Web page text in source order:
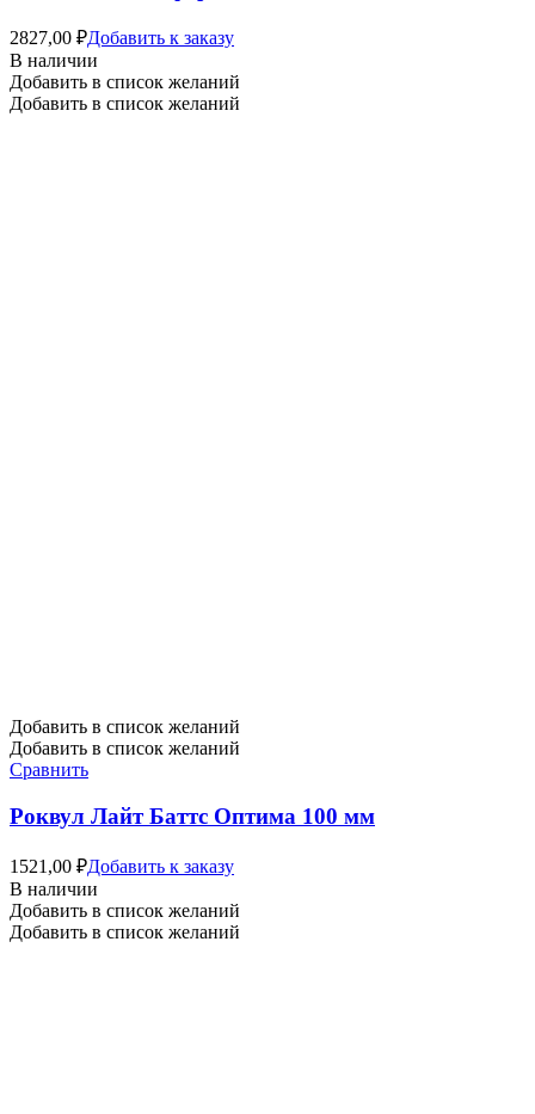
2827,00 ₽Добавить к заказу
В наличии
Добавить в список желаний
Добавить в список желаний
Добавить в список желаний
Добавить в список желаний
Сравнить
Роквул Лайт Баттс Оптима 100 мм
1521,00 ₽Добавить к заказу
В наличии
Добавить в список желаний
Добавить в список желаний